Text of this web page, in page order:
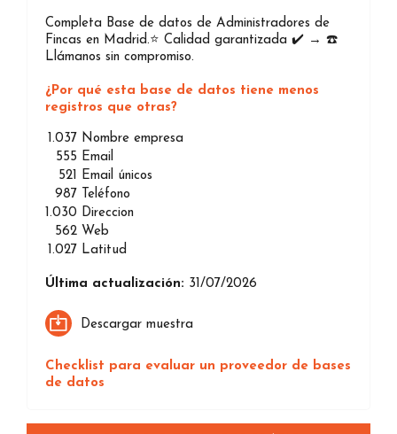
Completa Base de datos de Administradores de
Fincas en Madrid.⭐️ Calidad garantizada ✔️ → ☎️
Llámanos sin compromiso.
¿Por qué esta base de datos tiene menos
registros que otras?
1.037 Nombre empresa
555 Email
521 Email únicos
987 Teléfono
1.030 Direccion
562 Web
1.027 Latitud
Última actualización: 31/07/2026
Descargar muestra
Checklist para evaluar un proveedor de bases
de datos